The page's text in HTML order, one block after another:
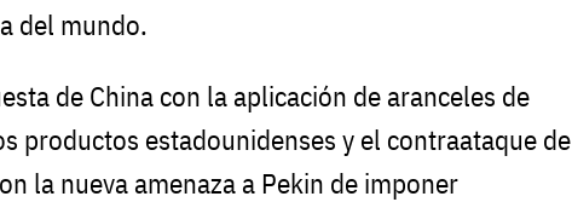
del mundo.
de China con la aplicación de aranceles de
productos estadounidenses y el contraataque de
la nueva amenaza a Pekin de imponer